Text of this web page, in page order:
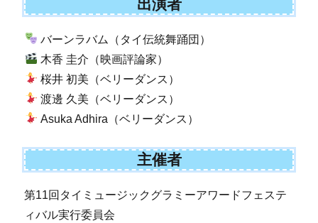
出演者
バーンラバム（タイ伝統舞踊団）
木香 圭介（映画評論家）
桜井 初美（ベリーダンス）
渡邊 久美（ベリーダンス）
Asuka Adhira（ベリーダンス）
主催者
第11回タイミュージックグラミーアワードフェステ
ィバル実行委員会